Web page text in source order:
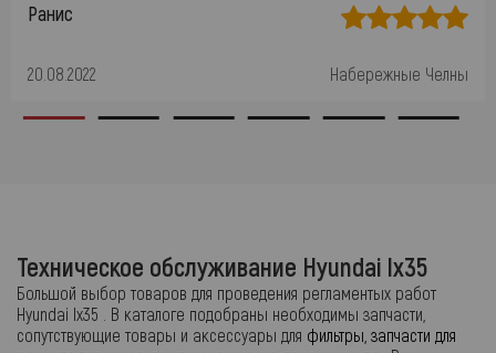
Ранис
20.08.2022 Набережные Челны
Техническое обслуживание Hyundai Ix35
Большой выбор товаров для проведения регламентых работ
Hyundai Ix35 . В каталоге подобраны необходимы запчасти,
сопутствующие товары и аксессуары для фильтры, запчасти для